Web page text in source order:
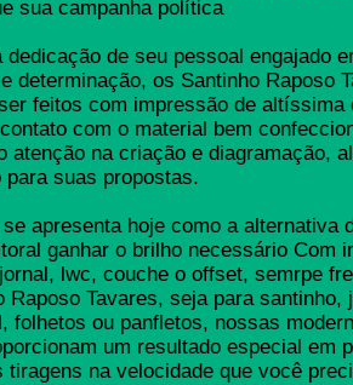
sua campanha política
de seu pessoal engajado
determinação, os Santinho Raposo
feitos com impressão de altíssima
com o material bem
atenção na criação e diagramação,
para suas propostas.
apresenta hoje como a alternativa
ganhar o brilho necessário Com
lwc, couche o offset, semrpe
Raposo Tavares, seja para santinho,
folhetos ou panfletos, nossas
um resultado especial em
tiragens na velocidade que você